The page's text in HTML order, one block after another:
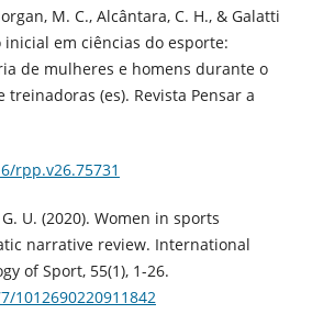
M. C., Alcântara, C. H., & Galatti
inicial em ciências do esporte:
de mulheres e homens durante o
(es). Revista Pensar a
rpp.v26.75731
U. (2020). Women in sports
narrative review. International
of Sport, 55(1), 1-26.
1012690220911842